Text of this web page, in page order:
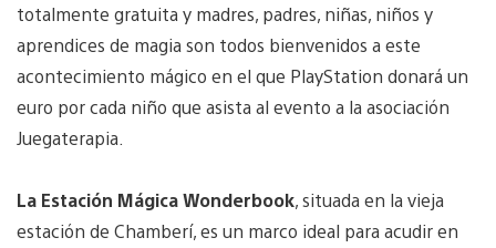
totalmente gratuita y madres, padres, niñas, niños y
aprendices de magia son todos bienvenidos a este
acontecimiento mágico en el que PlayStation donará un
euro por cada niño que asista al evento a la asociación
Juegaterapia.
La Estación Mágica Wonderbook, situada en la vieja
estación de Chamberí, es un marco ideal para acudir en